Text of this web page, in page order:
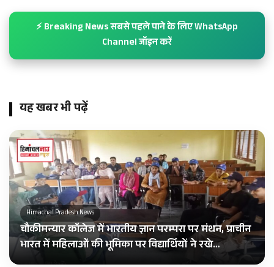
⚡ Breaking News सबसे पहले पाने के लिए WhatsApp
Channel जॉइन करें
यह खबर भी पढ़ें
Himachal Pradesh News
चौकीमन्यार कॉलेज में भारतीय ज्ञान परम्परा पर मंथन, प्राचीन
भारत में महिलाओं की भूमिका पर विद्यार्थियों ने रखे…